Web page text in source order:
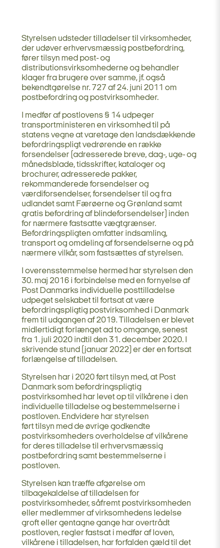
Styrelsen udsteder tilladelser til virksomheder,
der udøver erhvervsmæssig postbefordring,
fører tilsyn med post- og
distributionsvirksomhederne og behandler
klager fra brugere over samme, jf. også
bekendtgørelse nr. 727 af 24. juni 2011 om
postbefordring og postvirksomheder.
I medfør af postlovens § 14 udpeger
transportministeren en virksomhed til på
statens vegne at varetage den landsdækkende
befordringspligt vedrørende en række
forsendelser (adresserede breve, dag-, uge- og
månedsblade, tidsskrifter, kataloger og
brochurer, adresserede pakker,
rekommanderede forsendelser og
værdiforsendelser, forsendelser til og fra
udlandet samt Færøerne og Grønland samt
gratis befordring af blindeforsendelser) inden
for nærmere fastsatte vægtgrænser.
Befordringspligten omfatter indsamling,
transport og omdeling af forsendelserne og på
nærmere vilkår, som fastsættes af styrelsen.
I overensstemmelse hermed har styrelsen den
30. maj 2016 i forbindelse med en fornyelse af
Post Danmarks individuelle posttilladelse
udpeget selskabet til fortsat at være
befordringspligtig postvirksomhed i Danmark
frem til udgangen af 2019. Tilladelsen er blevet
midlertidigt forlænget ad to omgange, senest
fra 1. juli 2020 indtil den 31. december 2020. I
skrivende stund (januar 2022) er der en fortsat
forlængelse af tilladelsen.
Styrelsen har i 2020 ført tilsyn med, at Post
Danmark som befordringspligtig
postvirksomhed har levet op til vilkårene i den
individuelle tilladelse og bestemmelserne i
postloven. Endvidere har styrelsen
ført tilsyn med de øvrige godkendte
postvirksomheders overholdelse af vilkårene
for deres tilladelse til erhvervsmæssig
postbefordring samt bestemmelserne i
postloven.
Styrelsen kan træffe afgørelse om
tilbagekaldelse af tilladelsen for
postvirksomheder, såfremt postvirksomheden
eller medlemmer af virksomhedens ledelse
groft eller gentagne gange har overtrådt
postloven, regler fastsat i medfør af loven,
vilkårene i tilladelsen, har forfalden gæld til det